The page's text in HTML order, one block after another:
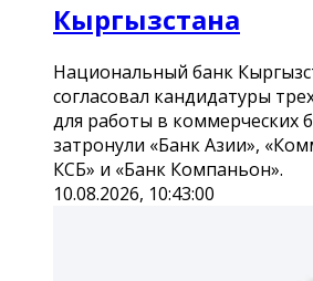
Кыргызстана
Национальный банк
согласовал кандидатуры
для работы в коммерческих
затронули «Банк Азии»,
КСБ» и «Банк Компаньон».
10.08.2026, 10:43:00